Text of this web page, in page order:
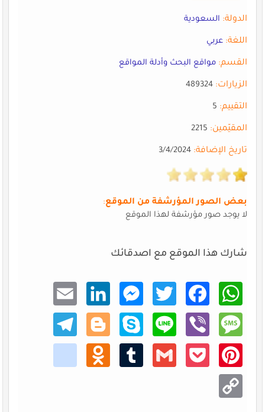
الدولة: السعودية
اللغة: عربي
القسم: مواقع البحث وأدلة المواقع
الزيارات:489324
التقييم:5
المقيّمين:2215
تاريخ الإضافة:3/4/2024
بعض الصور المؤرشفة من الموقع:
لا يوجد صور مؤرشفة لهذا الموقع
شارك هذا الموقع مع اصدقائك
What
sApp
Faceb
ook
Twitt
er
Mess
enger
Linke
dIn
Email
Mess
age
Viber
Line
Skype
Blogg
er
Teleg
ram
Pinte
rest
Pocke
Gmail
Tumb
Odno
klass
niki
Copy
Link